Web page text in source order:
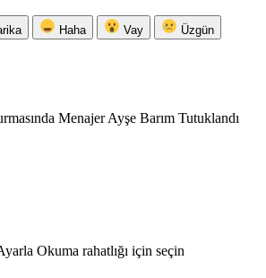
Haha Vay Üzgün
Menajer Ayşe Barım Tutuklandı
Okuma rahatlığı için seçin